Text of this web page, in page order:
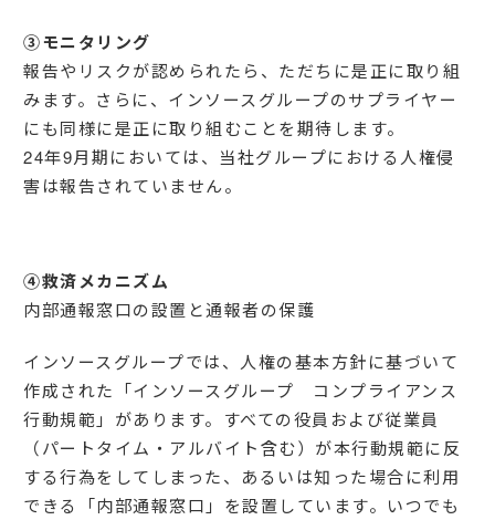
③モニタリング
報告やリスクが認められたら、ただちに是正に取り組
みます。さらに、インソースグループのサプライヤー
にも同様に是正に取り組むことを期待します。
24年9月期においては、当社グループにおける人権侵
害は報告されていません。
④救済メカニズム
内部通報窓口の設置と通報者の保護
インソースグループでは、人権の基本方針に基づいて
作成された「インソースグループ コンプライアンス
行動規範」があります。すべての役員および従業員
（パートタイム・アルバイト含む）が本行動規範に反
する行為をしてしまった、あるいは知った場合に利用
できる「内部通報窓口」を設置しています。いつでも